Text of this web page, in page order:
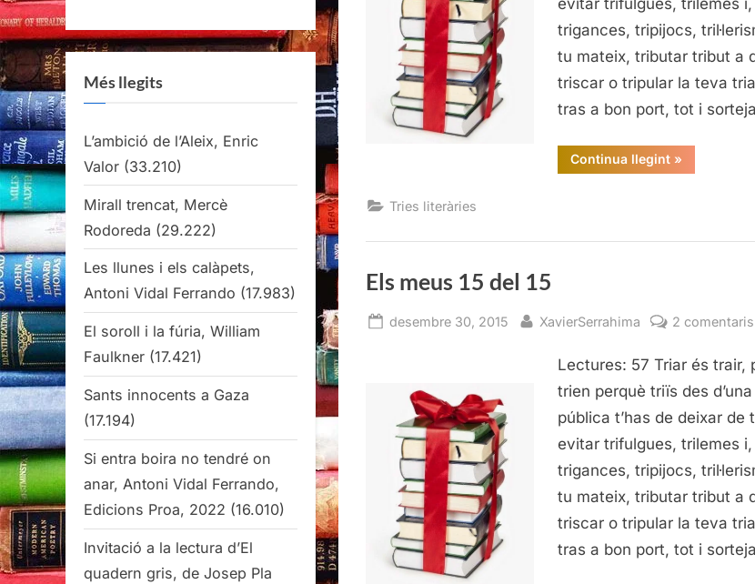
trigances, tripijocs,
tu mateix, tributar tribut a
triscar o tripular la teva
tras a bon port, tot i
Continua llegint“Els
meus
»
Tries literàries
Els meus 15 del 15
Posted
desembre 30, 2015 By
XavierSerrahima 2 comentaris
Lectures: 57 Triar és trair,
trien perquè triïs des
pública t’has de deixar de
evitar trifulgues, trilemes i,
trigances, tripijocs,
tu mateix, tributar tribut a
triscar o tripular la teva
tras a bon port, tot i
Més llegits
L’ambició de l’Aleix, Enric
Valor (33.210)
Mirall trencat, Mercè
Rodoreda (29.222)
Les llunes i els calàpets,
Antoni Vidal Ferrando (17.983)
El soroll i la fúria, William
Faulkner (17.421)
Sants innocents a Gaza
(17.194)
Si entra boira no tendré on
anar, Antoni Vidal Ferrando,
Edicions Proa, 2022 (16.010)
Invitació a la lectura d’El
quadern gris, de Josep Pla